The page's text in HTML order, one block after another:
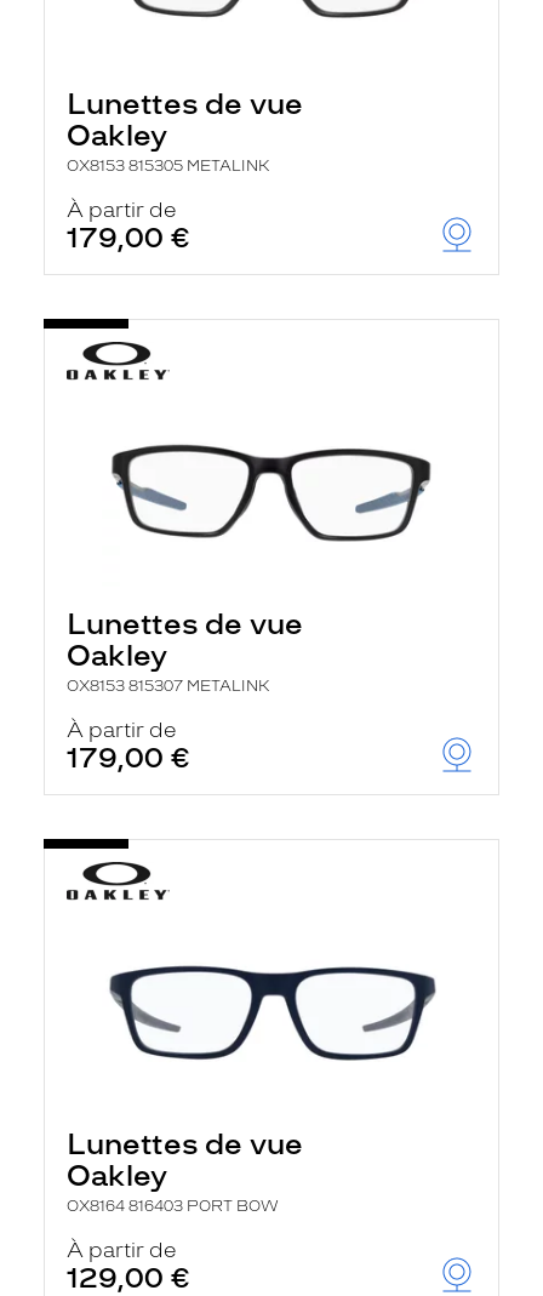
Lunettes de vue
Oakley
OX8153 815305 METALINK
À partir de
179,00 €
Lunettes de vue
Oakley
OX8153 815307 METALINK
À partir de
179,00 €
Lunettes de vue
Oakley
OX8164 816403 PORT BOW
À partir de
129,00 €